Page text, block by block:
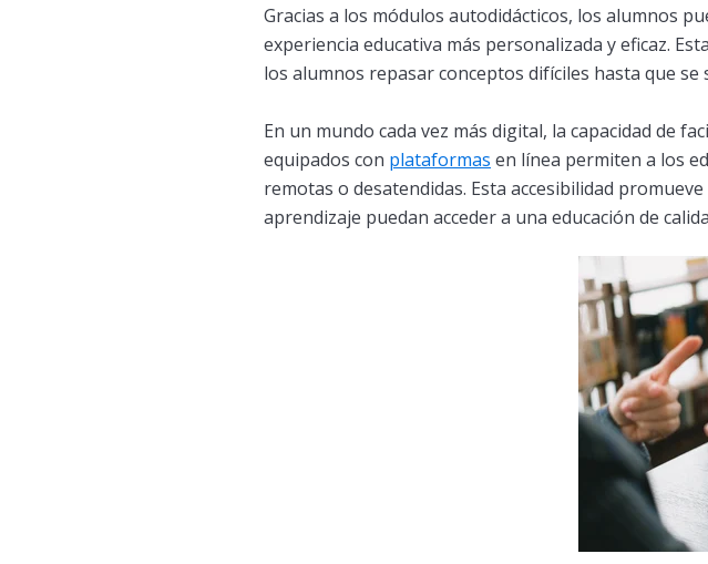
Gracias a los módulos autodidácticos, los alumnos
experiencia educativa más personalizada y eficaz.
los alumnos repasar conceptos difíciles hasta que se
En un mundo cada vez más digital, la capacidad de
equipados con plataformas en línea permiten a los
remotas o desatendidas. Esta accesibilidad
aprendizaje puedan acceder a una educación de